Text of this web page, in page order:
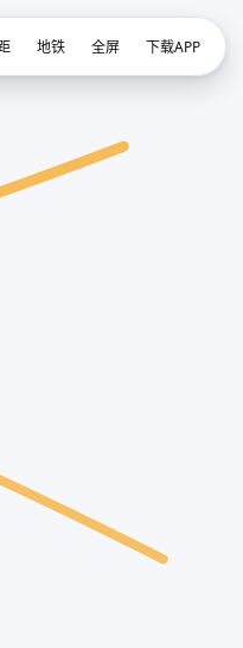
地铁 全屏 下载APP